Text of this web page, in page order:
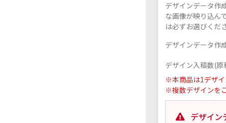
デザインデータ作
な画像が映り込ん
は必ずお選びくだ
デザインデータ作
デザイン入稿数(原
※本商品は1デザイ
※複数デザインを
デザイン